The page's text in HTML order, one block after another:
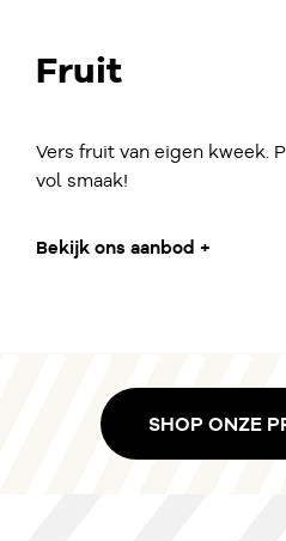
Fruit
Vers fruit van eigen kweek.
vol smaak!
Bekijk ons aanbod +
SHOP ONZE